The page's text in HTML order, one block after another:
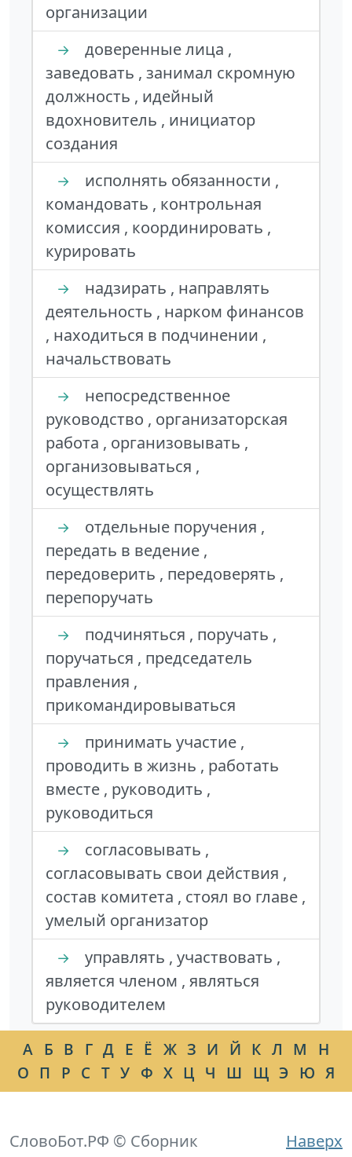
организации
→
доверенные лица ,
заведовать , занимал скромную
должность , идейный
вдохновитель , инициатор
создания
→
исполнять обязанности ,
командовать , контрольная
комиссия , координировать ,
курировать
→
надзирать , направлять
деятельность , нарком финансов
, находиться в подчинении ,
начальствовать
→
непосредственное
руководство , организаторская
работа , организовывать ,
организовываться ,
осуществлять
→
отдельные поручения ,
передать в ведение ,
передоверить , передоверять ,
перепоручать
→
подчиняться , поручать ,
поручаться , председатель
правления ,
прикомандировываться
→
принимать участие ,
проводить в жизнь , работать
вместе , руководить ,
руководиться
→
согласовывать ,
согласовывать свои действия ,
состав комитета , стоял во главе ,
умелый организатор
→
управлять , участвовать ,
является членом , являться
руководителем
А Б В Г Д Е Ё Ж З И Й К Л М
Н
О П Р С Т У Ф Х Ц Ч Ш Щ Э Ю Я
Наверх
СловоБот.РФ © Сборник